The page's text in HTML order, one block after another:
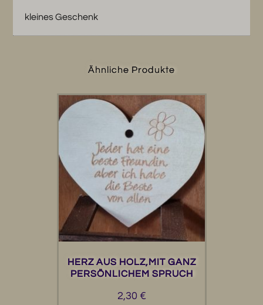
kleines Geschenk
Ähnliche Produkte
HERZ AUS HOLZ,MIT GANZ
PERSÖNLICHEM SPRUCH
2,30 €